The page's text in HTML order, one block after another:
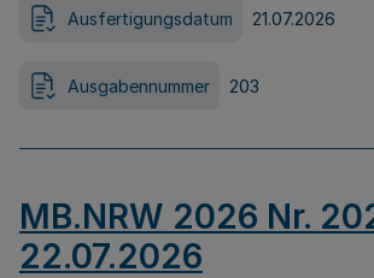
Ausfertigungsdatum 21.07.2026
Ausgabennummer 203
MB.NRW 2026 Nr.
22.07.2026